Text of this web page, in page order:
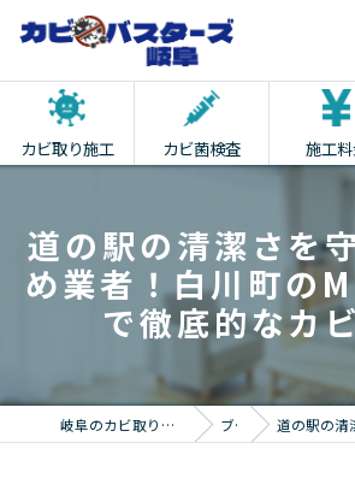
カビ取り施工 カビ菌検査 施工
道の駅の清潔さを
め業者！白川町の
で徹底的なカ
岐阜のカビ取りならカビバスターズ岐阜 ブログ 道の駅の清潔さを守るお